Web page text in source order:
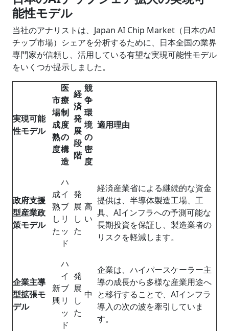
能性モデル
当社のアナリストは、Japan AI Chip Market（日本のAI
チップ市場）シェアを分析するために、日本全国の業界
専門家が信頼し、活用している有望な実現可能性モデル
をいくつか提示しました。
実現可能
性モデル
市
場
成
熟
度
医
療
制
度
の
構
造
経
済
発
展
段
階
競
争
環
境
の
密
度
適用理由
政府支援
型産業政
策モデル
成
熟
し
た
ハ
イ
ブ
リ
ッ
ド
発
展
し
た
高
い
経済産業省による継続的な資金
提供は、半導体製造工場、工
具、AIインフラへの予測可能な
長期投資を保証し、製造業者の
リスクを軽減します。
企業主導
型拡張モ
デル
新
興
ハ
イ
ブ
リ
ッ
ド
発
展
し
た
中
企業は、ハイパースケーラー主
導の成長から多様な産業用途へ
と移行することで、AIインフラ
導入の次の波を牽引していま
す。